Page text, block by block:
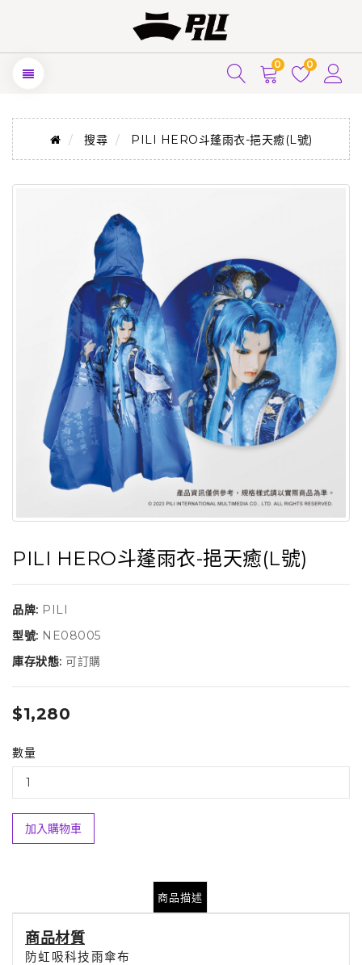
0 0
搜尋 PILI HERO斗蓬雨衣-挹天癒(L號)
PILI HERO斗蓬雨衣-挹天癒(L號)
品牌: PILI
型號: NE08005
庫存狀態: 可訂購
$1,280
數量
加入購物車
商品描述
商品材質
防虹吸科技雨傘布